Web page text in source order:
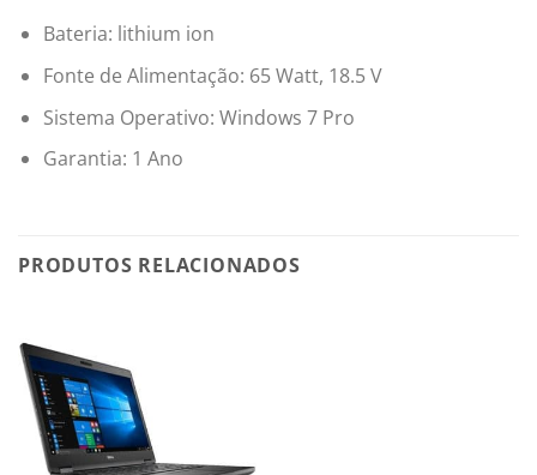
Bateria: lithium ion
Fonte de Alimentação: 65 Watt, 18.5 V
Sistema Operativo: Windows 7 Pro
Garantia: 1 Ano
PRODUTOS RELACIONADOS